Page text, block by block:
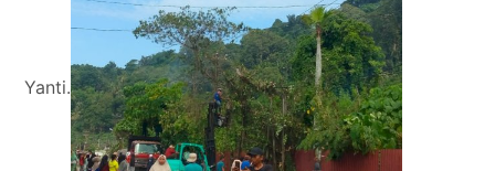
Yanti.